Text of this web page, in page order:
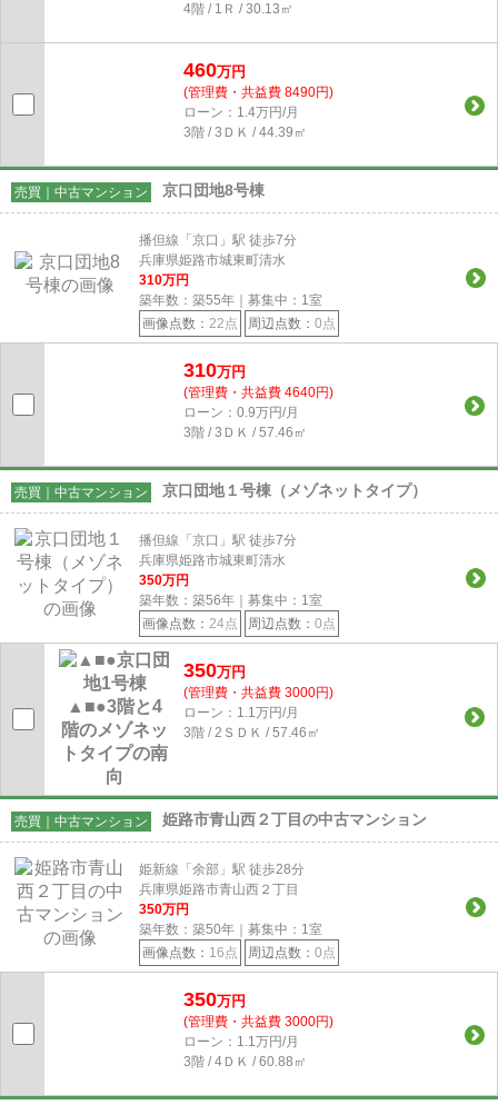
4階 / 1Ｒ / 30.13㎡
460万円
(管理費・共益費 8490円)
ローン：1.4万円/月
3階 / 3ＤＫ / 44.39㎡
売買｜中古マンション 京口団地8号棟
播但線「京口」駅 徒歩7分
兵庫県姫路市城東町清水
310万円
築年数：築55年｜募集中： 1室
画像点数： 22点 周辺点数： 0点
310万円
(管理費・共益費 4640円)
ローン：0.9万円/月
3階 / 3ＤＫ / 57.46㎡
売買｜中古マンション 京口団地１号棟（メゾネットタイプ）
播但線「京口」駅 徒歩7分
兵庫県姫路市城東町清水
350万円
築年数：築56年｜募集中： 1室
画像点数： 24点 周辺点数： 0点
350万円
(管理費・共益費 3000円)
ローン：1.1万円/月
3階 / 2ＳＤＫ / 57.46㎡
売買｜中古マンション 姫路市青山西２丁目の中古マンション
姫新線「余部」駅 徒歩28分
兵庫県姫路市青山西２丁目
350万円
築年数：築50年｜募集中： 1室
画像点数： 16点 周辺点数： 0点
350万円
(管理費・共益費 3000円)
ローン：1.1万円/月
3階 / 4ＤＫ / 60.88㎡